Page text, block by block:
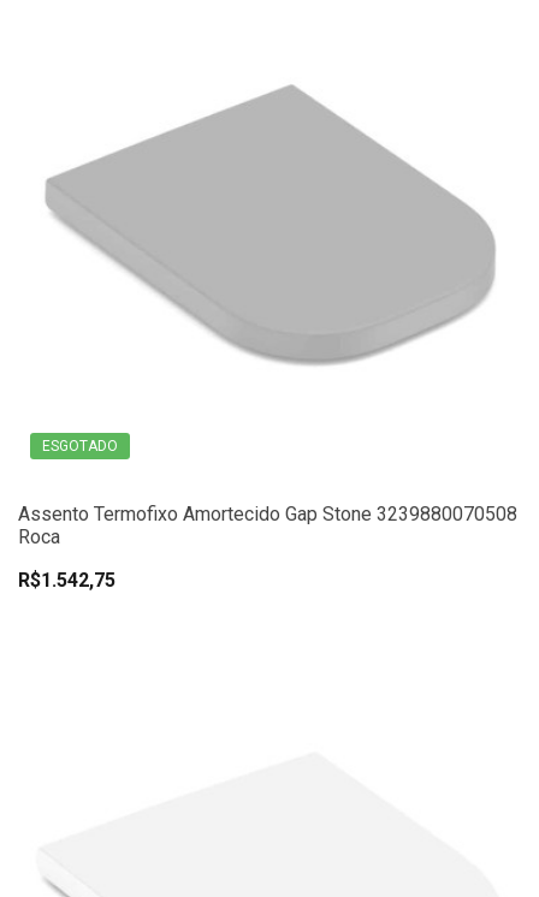
ESGOTADO
Assento Termofixo Amortecido Gap Stone 3239880070508
Roca
R$1.542,75